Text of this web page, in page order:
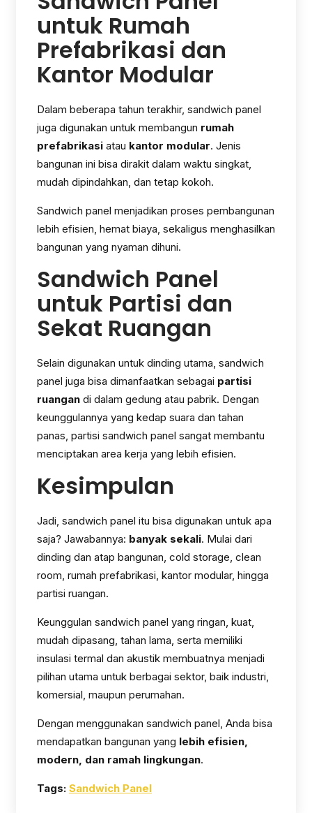
untuk Rumah
Prefabrikasi dan
Kantor Modular
Dalam beberapa tahun terakhir, sandwich panel
juga digunakan untuk membangun rumah
prefabrikasi atau kantor modular. Jenis
bangunan ini bisa dirakit dalam waktu singkat,
mudah dipindahkan, dan tetap kokoh.
Sandwich panel menjadikan proses pembangunan
lebih efisien, hemat biaya, sekaligus menghasilkan
bangunan yang nyaman dihuni.
Sandwich Panel
untuk Partisi dan
Sekat Ruangan
Selain digunakan untuk dinding utama, sandwich
panel juga bisa dimanfaatkan sebagai partisi
ruangan di dalam gedung atau pabrik. Dengan
keunggulannya yang kedap suara dan tahan
panas, partisi sandwich panel sangat membantu
menciptakan area kerja yang lebih efisien.
Kesimpulan
Jadi, sandwich panel itu bisa digunakan untuk apa
saja? Jawabannya: banyak sekali. Mulai dari
dinding dan atap bangunan, cold storage, clean
room, rumah prefabrikasi, kantor modular, hingga
partisi ruangan.
Keunggulan sandwich panel yang ringan, kuat,
mudah dipasang, tahan lama, serta memiliki
insulasi termal dan akustik membuatnya menjadi
pilihan utama untuk berbagai sektor, baik industri,
komersial, maupun perumahan.
Dengan menggunakan sandwich panel, Anda bisa
mendapatkan bangunan yang lebih efisien,
modern, dan ramah lingkungan.
Tags: Sandwich Panel